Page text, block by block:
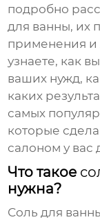
подробно
для ванны, их
применения и
узнаете, как
ваших нужд,
каких
самых
которые
салоном у вас
Что такое
нужна?
Соль для